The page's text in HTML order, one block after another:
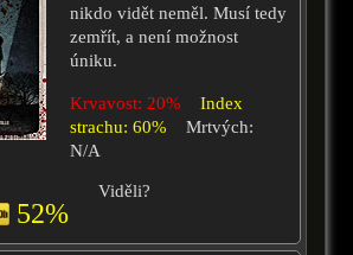
nikdo vidět neměl. Musí tedy
zemřít, a není možnost
úniku.
Krvavost: 20%
Index
strachu: 60%
Mrtvých:
N/A
52%
Viděli?